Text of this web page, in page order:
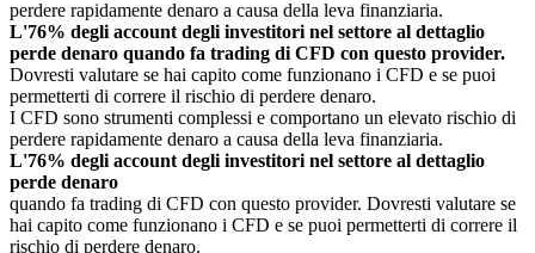
perdere rapidamente denaro a causa della leva finanziaria.
L'76% degli account degli investitori nel settore al dettaglio
perde denaro quando fa trading di CFD con questo provider.
Dovresti valutare se hai capito come funzionano i CFD e se puoi
permetterti di correre il rischio di perdere denaro.
I CFD sono strumenti complessi e comportano un elevato rischio di
perdere rapidamente denaro a causa della leva finanziaria.
L'76% degli account degli investitori nel settore al dettaglio
perde denaro
quando fa trading di CFD con questo provider. Dovresti valutare se
hai capito come funzionano i CFD e se puoi permetterti di correre il
rischio di perdere denaro.